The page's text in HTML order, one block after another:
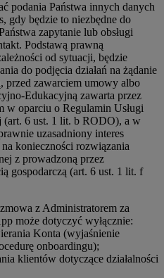
podania Państwa innych danych
gdy będzie to niezbędne do
zapytanie lub obsługi
Podstawą prawną
od sytuacji, będzie
do podjęcia działań na żądanie
przed zawarciem umowy albo
Edukacyjną zawarta przez
w oparciu o Regulamin Usługi
6 ust. 1 lit. b RODO), a w
uzasadniony interes
konieczności rozwiązania
z prowadzoną przez
gospodarczą (art. 6 ust. 1 lit. f
z Administratorem za
może dotyczyć wyłącznie:
Konta (wyjaśnienie
onboardingu);
klientów dotyczące działalności